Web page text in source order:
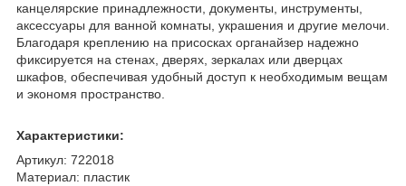
канцелярские принадлежности, документы, инструменты,
аксессуары для ванной комнаты, украшения и другие мелочи.
Благодаря креплению на присосках органайзер надежно
фиксируется на стенах, дверях, зеркалах или дверцах
шкафов, обеспечивая удобный доступ к необходимым вещам
и экономя пространство.
Характеристики:
Артикул: 722018
Материал: пластик